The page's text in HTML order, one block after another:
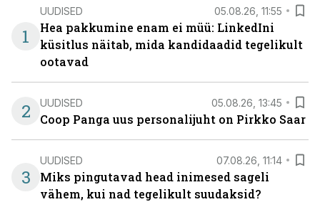
1
UUDISED 05.08.26, 11:55
Hea pakkumine enam ei müü: LinkedIni
küsitlus näitab, mida kandidaadid tegelikult
ootavad
2 UUDISED 05.08.26, 13:45
Coop Panga uus personalijuht on Pirkko Saar
3
UUDISED 07.08.26, 11:14
Miks pingutavad head inimesed sageli
vähem, kui nad tegelikult suudaksid?